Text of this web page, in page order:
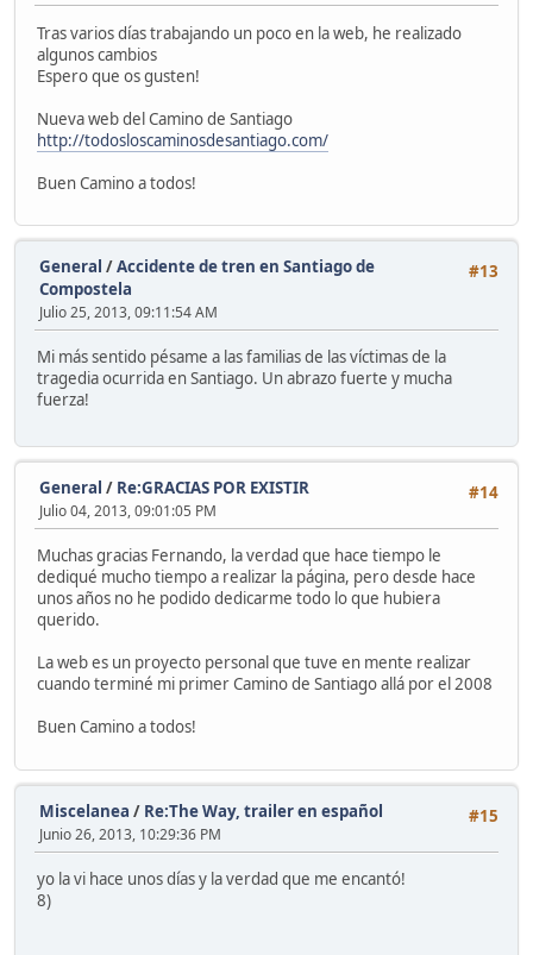
Tras varios días trabajando un poco en la web, he realizado
algunos cambios
Espero que os gusten!
Nueva web del Camino de Santiago
http://todosloscaminosdesantiago.com/
Buen Camino a todos!
#13
General /Accidente de tren en Santiago de
Compostela
Julio 25, 2013, 09:11:54 AM
Mi más sentido pésame a las familias de las víctimas de la
tragedia ocurrida en Santiago. Un abrazo fuerte y mucha
fuerza!
#14
General / Re:GRACIAS POR EXISTIR
Julio 04, 2013, 09:01:05 PM
Muchas gracias Fernando, la verdad que hace tiempo le
dediqué mucho tiempo a realizar la página, pero desde hace
unos años no he podido dedicarme todo lo que hubiera
querido.
La web es un proyecto personal que tuve en mente realizar
cuando terminé mi primer Camino de Santiago allá por el 2008
Buen Camino a todos!
#15
Miscelanea / Re:The Way, trailer en español
Junio 26, 2013, 10:29:36 PM
yo la vi hace unos días y la verdad que me encantó!
8)